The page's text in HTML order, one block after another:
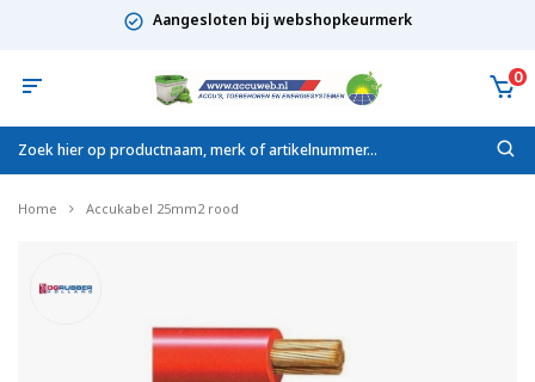
Aangesloten bij webshopkeurmerk
0
Home Accukabel 25mm2 rood